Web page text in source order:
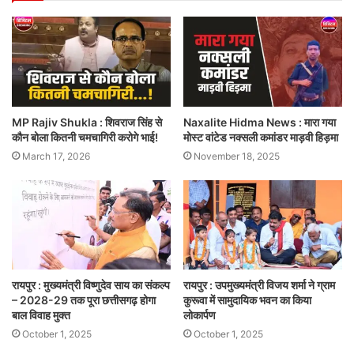
MP Rajiv Shukla : शिवराज सिंह से
कौन बोला कितनी चमचागिरी करोगे भाई!
March 17, 2026
Naxalite Hidma News : मारा गया
मोस्ट वांटेड नक्सली कमांडर माड़वी हिड़मा
November 18, 2025
रायपुर : मुख्यमंत्री विष्णुदेव साय का संकल्प
– 2028-29 तक पूरा छत्तीसगढ़ होगा
बाल विवाह मुक्त
October 1, 2025
रायपुर : उपमुख्यमंत्री विजय शर्मा ने ग्राम
कुरूवा में सामुदायिक भवन का किया
लोकार्पण
October 1, 2025